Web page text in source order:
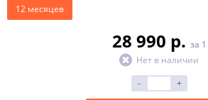
12 месяцев
28 990 p. за 1
Нет в наличии
-
+